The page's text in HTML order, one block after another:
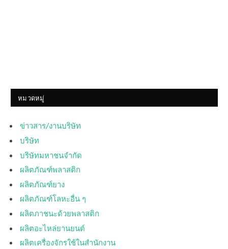
หมวดหมู่
ข่าวสาร/งานบริษัท
บริษัท
บริษัทมหาชนจำกัด
ผลิตภัณฑ์พลาสติก
ผลิตภัณฑ์ยาง
ผลิตภัณฑ์โลหะอื่น ๆ
ผลิตภาชนะด้วยพลาสติก
ผลิตอะไหล่ยานยนต์
ผลิตเครื่องจักรใช้ในสำนักงาน